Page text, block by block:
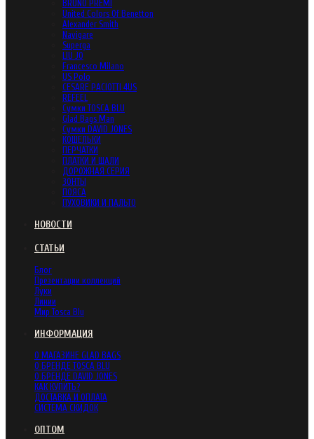
BRUNO PREMI
United Colors Of Benetton
Alexander Smith
Navigare
Superga
LIU JO
Francesco Milano
US Polo
CESARE PACIOTTI 4US
REFEEL
Сумки TOSCA BLU
Glad Bags Man
Сумки DAVID JONES
КОШЕЛЬКИ
ПЕРЧАТКИ
ПЛАТКИ И ШАЛИ
ДОРОЖНАЯ СЕРИЯ
ЗОНТЫ
ПОЯСА
ПУХОВИКИ И ПАЛЬТО
НОВОСТИ
СТАТЬИ
Блог
Презентации коллекций
Луки
Линии
Мир Tosca Blu
ИНФОРМАЦИЯ
О МАГАЗИНЕ GLAD BAGS
О БРЕНДЕ TOSCA BLU
О БРЕНДЕ DAVID JONES
КАК КУПИТЬ?
ДОСТАВКА И ОПЛАТА
СИСТЕМА СКИДОК
ОПТОМ